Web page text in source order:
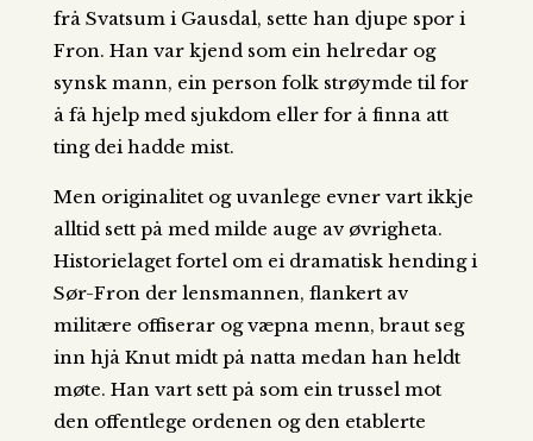
frå Svatsum i Gausdal, sette han djupe spor i
Fron. Han var kjend som ein helredar og
synsk mann, ein person folk strøymde til for
å få hjelp med sjukdom eller for å finna att
ting dei hadde mist.
Men originalitet og uvanlege evner vart ikkje
alltid sett på med milde auge av øvrigheta.
Historielaget fortel om ei dramatisk hending i
Sør-Fron der lensmannen, flankert av
militære offiserar og væpna menn, braut seg
inn hjå Knut midt på natta medan han heldt
møte. Han vart sett på som ein trussel mot
den offentlege ordenen og den etablerte